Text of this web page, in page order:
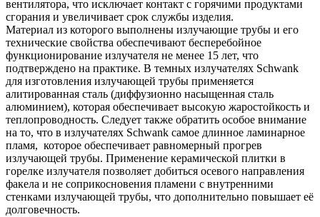
вентилятора, что исключает контакт с горячими продуктами
сгорания и увеличивает срок службы изделия.
Материал из которого выполнены излучающие трубы и его
технические свойства обеспечивают бесперебойное
функционирование излучателя не менее 15 лет, что
подтверждено на практике. В темных излучателях Schwank
для изготовления излучающей трубы применяется
алитированная сталь (диффузионно насыщенная сталь
алюминием), которая обеспечивает высокую жаростойкость и
теплопроводность. Следует также обратить особое внимание
на то, что в излучателях Schwank самое длинное ламинарное
пламя, которое обеспечивает равномерный прогрев
излучающей трубы. Применение керамической плитки в
горелке излучателя позволяет добиться осевого направления
факела и не соприкосновения пламени с внутренними
стенками излучающей трубы, что дополнительно повышает её
долговечность.